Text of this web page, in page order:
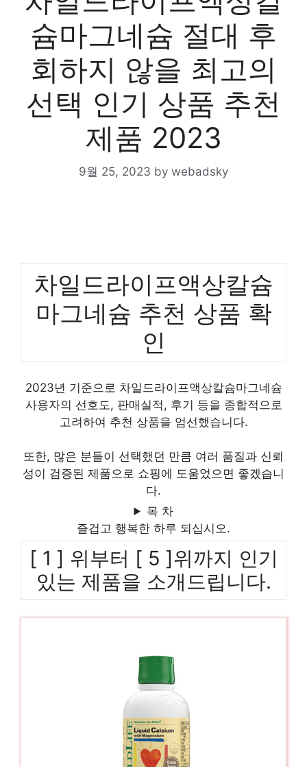
슘마그네슘 절대 후
회하지 않을 최고의
선택 인기 상품 추천
제품 2023
9월 25, 2023 by webadsky
차일드라이프액상칼슘
마그네슘 추천 상품 확
인
2023년 기준으로 차일드라이프액상칼슘마그네슘
사용자의 선호도, 판매실적, 후기 등을 종합적으로
고려하여 추천 상품을 엄선했습니다.
또한, 많은 분들이 선택했던 만큼 여러 품질과 신뢰
성이 검증된 제품으로 쇼핑에 도움었으면 좋겠습니
다.
목 차
즐겁고 행복한 하루 되십시오.
[ 1 ] 위부터 [ 5 ]위까지 인기
있는 제품을 소개드립니다.